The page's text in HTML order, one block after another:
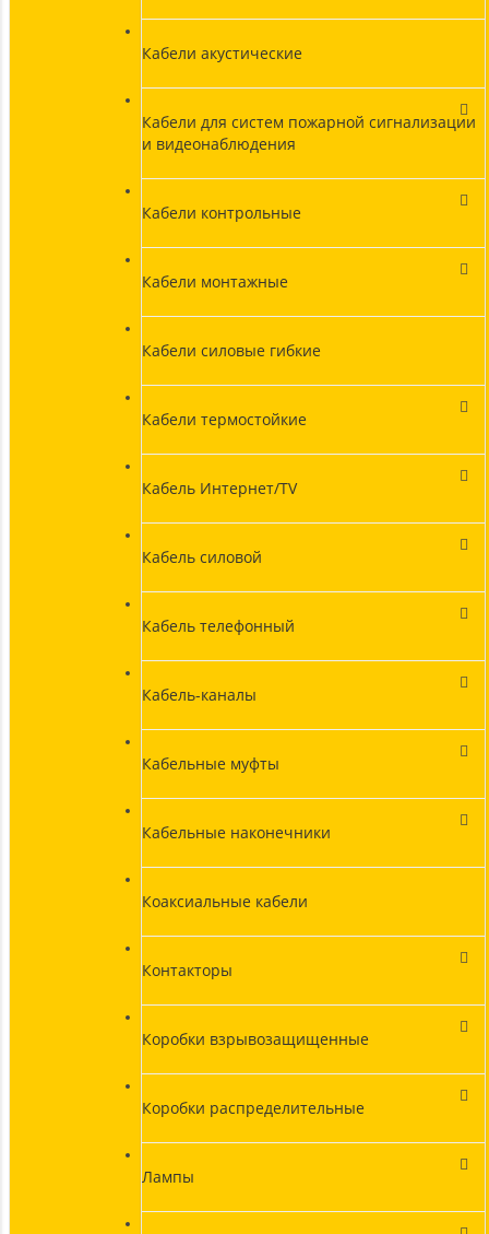
Кабели акустические
Кабели для систем пожарной сигнализации
и видеонаблюдения
Кабели контрольные
Кабели монтажные
Кабели силовые гибкие
Кабели термостойкие
Кабель Интернет/TV
Кабель силовой
Кабель телефонный
Кабель-каналы
Кабельные муфты
Кабельные наконечники
Коаксиальные кабели
Контакторы
Коробки взрывозащищенные
Коробки распределительные
Лампы